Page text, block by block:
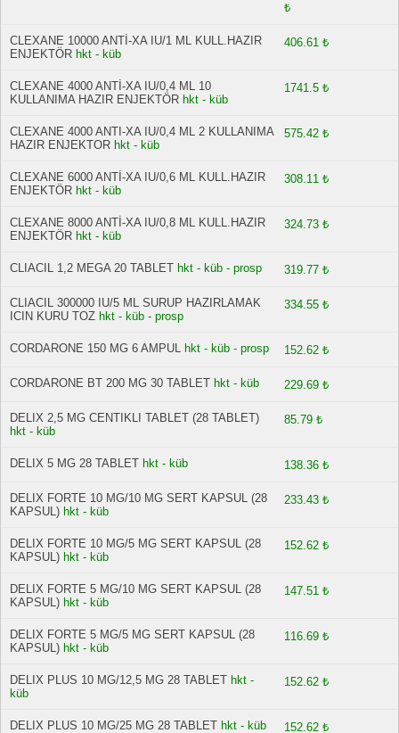
₺
CLEXANE 10000 ANTİ-XA IU/1 ML KULL.HAZIR
ENJEKTÖR hkt - küb
406.61 ₺
CLEXANE 4000 ANTİ-XA IU/0,4 ML 10
KULLANIMA HAZIR ENJEKTÖR hkt - küb
1741.5 ₺
CLEXANE 4000 ANTI-XA IU/0,4 ML 2 KULLANIMA
HAZIR ENJEKTOR hkt - küb
575.42 ₺
CLEXANE 6000 ANTİ-XA IU/0,6 ML KULL.HAZIR
ENJEKTÖR hkt - küb
308.11 ₺
CLEXANE 8000 ANTİ-XA IU/0,8 ML KULL.HAZIR
ENJEKTÖR hkt - küb
324.73 ₺
CLIACIL 1,2 MEGA 20 TABLET hkt - küb - prosp 319.77 ₺
CLIACIL 300000 IU/5 ML SURUP HAZIRLAMAK
ICIN KURU TOZ hkt - küb - prosp
334.55 ₺
CORDARONE 150 MG 6 AMPUL hkt - küb - prosp 152.62 ₺
CORDARONE BT 200 MG 30 TABLET hkt - küb 229.69 ₺
DELIX 2,5 MG CENTIKLI TABLET (28 TABLET)
hkt - küb
85.79 ₺
DELIX 5 MG 28 TABLET hkt - küb 138.36 ₺
DELIX FORTE 10 MG/10 MG SERT KAPSUL (28
KAPSUL) hkt - küb
233.43 ₺
DELIX FORTE 10 MG/5 MG SERT KAPSUL (28
KAPSUL) hkt - küb
152.62 ₺
DELIX FORTE 5 MG/10 MG SERT KAPSUL (28
KAPSUL) hkt - küb
147.51 ₺
DELIX FORTE 5 MG/5 MG SERT KAPSUL (28
KAPSUL) hkt - küb
116.69 ₺
DELIX PLUS 10 MG/12,5 MG 28 TABLET hkt -
küb
152.62 ₺
DELIX PLUS 10 MG/25 MG 28 TABLET hkt - küb 152.62 ₺